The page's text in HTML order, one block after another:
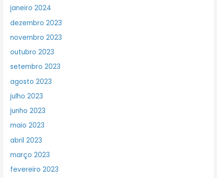
janeiro 2024
dezembro 2023
novembro 2023
outubro 2023
setembro 2023
agosto 2023
julho 2023
junho 2023
maio 2023
abril 2023
março 2023
fevereiro 2023